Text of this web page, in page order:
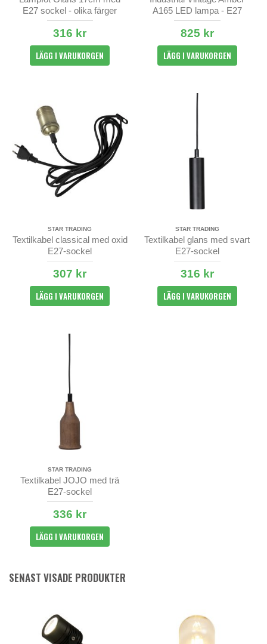
E27 sockel - olika färger
316 kr
LÄGG I VARUKORGEN
A165 LED lampa - E27
16,5cm
825 kr
LÄGG I VARUKORGEN
STAR TRADING
Textilkabel classical med oxid
E27-sockel
307 kr
LÄGG I VARUKORGEN
STAR TRADING
Textilkabel glans med svart
E27-sockel
316 kr
LÄGG I VARUKORGEN
STAR TRADING
Textilkabel JOJO med trä
E27-sockel
336 kr
LÄGG I VARUKORGEN
SENAST VISADE PRODUKTER